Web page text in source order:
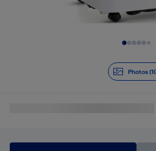
Photos